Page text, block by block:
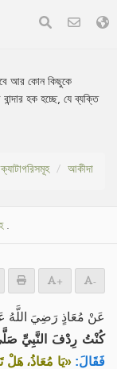
আর কোন কিছুকে
হক হচ্ছে, যে ব্যক্তি
ক্যাটাগরিসমূহ আকীদা
.
+ -
عَنْ مُعَاذٍ رَضِيَ اللَّهُ
كُنْتُ رِدْفَ النَّبِيِّ
فَقَالَ: «يَا مُعَاذُ، هَلْ